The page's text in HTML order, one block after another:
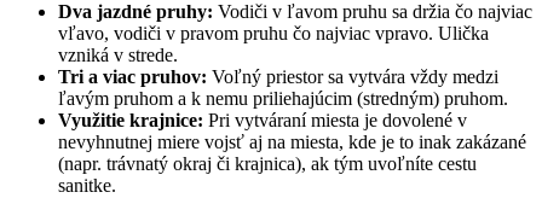
Dva jazdné pruhy: Vodiči v ľavom pruhu sa držia čo najviac
vľavo, vodiči v pravom pruhu čo najviac vpravo. Ulička
vzniká v strede.
Tri a viac pruhov: Voľný priestor sa vytvára vždy medzi
ľavým pruhom a k nemu priliehajúcim (stredným) pruhom.
Využitie krajnice: Pri vytváraní miesta je dovolené v
nevyhnutnej miere vojsť aj na miesta, kde je to inak zakázané
(napr. trávnatý okraj či krajnica), ak tým uvoľníte cestu
sanitke.